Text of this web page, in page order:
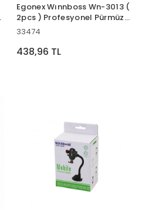
Egonex Wınnboss Wn-3013 (
2pcs ) Profesyonel Pürmüz
Seti ( Pürmüz Torch Çakmak
)*48
33474
438,96 TL